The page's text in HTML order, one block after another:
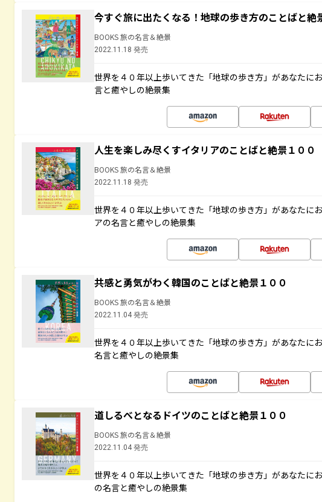
今すぐ旅に出たくなる！地球の歩き方のことばと絶
BOOKS 旅の名言＆絶景
2022.11.18 発売
世界を４０年以上歩いてきた「地球の歩き方」があなたに
言と癒やしの絶景集
人生を楽しみ尽くすイタリアのことばと絶景１００
BOOKS 旅の名言＆絶景
2022.11.18 発売
世界を４０年以上歩いてきた「地球の歩き方」があなたに
アの名言と癒やしの絶景集
共感と勇気がわく韓国のことばと絶景１００
BOOKS 旅の名言＆絶景
2022.11.04 発売
世界を４０年以上歩いてきた「地球の歩き方」があなたに
名言と癒やしの絶景集
道しるべとなるドイツのことばと絶景１００
BOOKS 旅の名言＆絶景
2022.11.04 発売
世界を４０年以上歩いてきた「地球の歩き方」があなたに
の名言と癒やしの絶景集